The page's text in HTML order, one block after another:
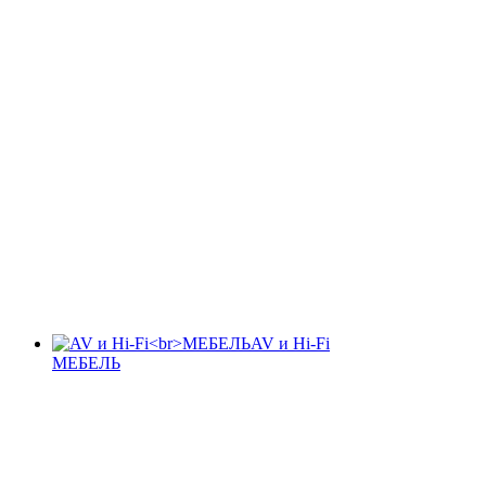
AV и Hi-Fi
МЕБЕЛЬ